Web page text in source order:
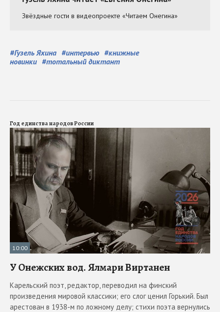
#Гузель Яхина #интервью #книжные
новинки #тотальный диктант
Год единства народов России
10:00
У Онежских вод. Ялмари Виртанен
Карельский поэт, редактор, переводил на финский
произведения мировой классики; его слог ценил Горький. Был
арестован в 1938-м по ложному делу; стихи поэта вернулись